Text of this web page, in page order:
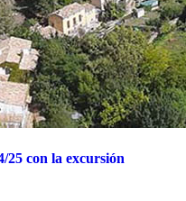
25 con la excursión